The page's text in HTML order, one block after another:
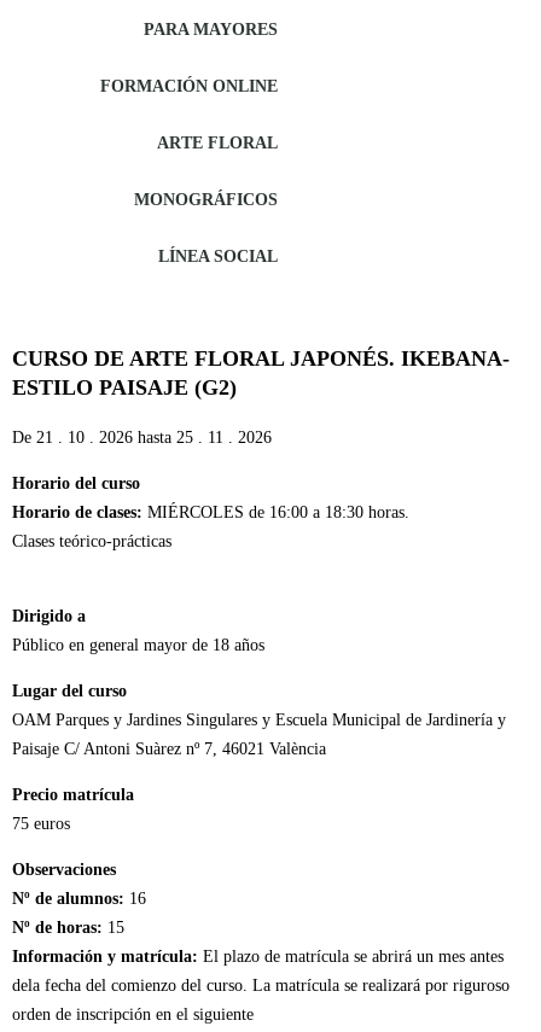
PARA MAYORES
FORMACIÓN ONLINE
ARTE FLORAL
MONOGRÁFICOS
LÍNEA SOCIAL
CURSO DE ARTE FLORAL JAPONÉS. IKEBANA-
ESTILO PAISAJE (G2)
De 21 . 10 . 2026 hasta 25 . 11 . 2026
Horario del curso
Horario de clases: MIÉRCOLES de 16:00 a 18:30 horas.
Clases teórico-prácticas
Dirigido a
Público en general mayor de 18 años
Lugar del curso
OAM Parques y Jardines Singulares y Escuela Municipal de Jardinería y
Paisaje C/ Antoni Suàrez nº 7, 46021 València
Precio matrícula
75 euros
Observaciones
Nº de alumnos: 16
Nº de horas: 15
Información y matrícula: El plazo de matrícula se abrirá un mes antes
dela fecha del comienzo del curso. La matrícula se realizará por riguroso
orden de inscripción en el siguiente